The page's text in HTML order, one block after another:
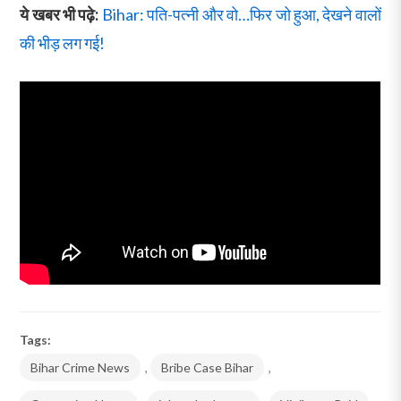
ये खबर भी पढ़े: Bihar: पति-पत्नी और वो…फिर जो हुआ, देखने वालों
की भीड़ लग गई!
Tags:
Bihar Crime News
, Bribe Case Bihar ,